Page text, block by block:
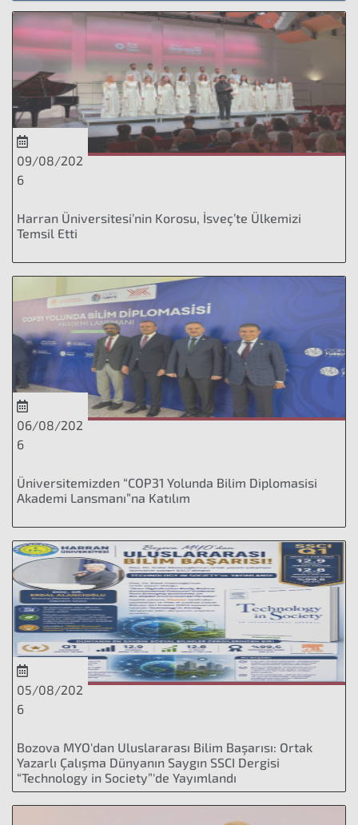
09/08/202
6
Harran Üniversitesi’nin Korosu, İsveç’te Ülkemizi
Temsil Etti
06/08/202
6
Üniversitemizden “COP31 Yolunda Bilim Diplomasisi
Akademi Lansmanı”na Katılım
05/08/202
6
Bozova MYO'dan Uluslararası Bilim Başarısı: Ortak
Yazarlı Çalışma Dünyanın Saygın SSCI Dergisi
“Technology in Society”'de Yayımlandı